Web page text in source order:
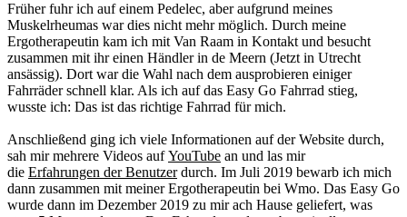
Früher fuhr ich auf einem Pedelec, aber aufgrund meines
Muskelrheumas war dies nicht mehr möglich. Durch meine
Ergotherapeutin kam ich mit Van Raam in Kontakt und besucht
zusammen mit ihr einen Händler in de Meern (Jetzt in Utrecht
ansässig). Dort war die Wahl nach dem ausprobieren einiger
Fahrräder schnell klar. Als ich auf das Easy Go Fahrrad stieg,
wusste ich: Das ist das richtige Fahrrad für mich.
Anschließend ging ich viele Informationen auf der Website durch,
sah mir mehrere Videos aufYouTube an und las mir
die Erfahrungen der Benutzerdurch. Im Juli 2019 bewarb ich mich
dann zusammen mit meiner Ergotherapeutin bei Wmo. Das Easy Go
wurde dann im Dezember 2019 zu mir ach Hause geliefert, was